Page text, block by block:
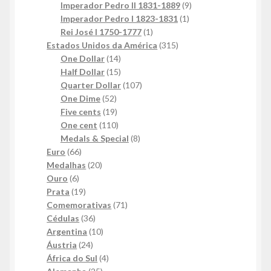
produtos
Imperador Pedro II 1831-1889 99
produtos
Imperador Pedro I 1823-1831 11
Rei José I 1750-1777 11
produto
Estados Unidos da América 315315
One Dollar 1414
produtos
Half Dollar 1515
produtos
Quarter Dollar 107107
One Dime 5252
produtos
Five cents 1919
produtos
One cent 110110
produtos
Medals & Special 88
Euro 6666
produtos
Medalhas 2020
Ouro 66
produtos
Prata 1919
produtos
Comemorativas 7171
Cédulas 3636
produtos
Argentina 1010
Áustria 2424
produtos
África do Sul 44